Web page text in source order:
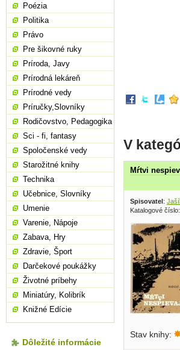
V
Mŕtvi
Spisovatel:
Katalogové
blízkej dediny
Stav knihy:
Poézia
Politika
Právo
Pre šikovné ruky
Príroda, Javy
Prírodná lekáreň
Prírodné vedy
Príručky,Slovníky
Rodičovstvo, Pedagogika
Sci - fi, fantasy
Spoločenské vedy
Starožitné knihy
Technika
Učebnice, Slovníky
Umenie
Varenie, Nápoje
Zabava, Hry
Zdravie, Šport
Darčekové poukážky
Životné príbehy
Miniatúry, Kolibrík
Knižné Edície
Dôležité informácie